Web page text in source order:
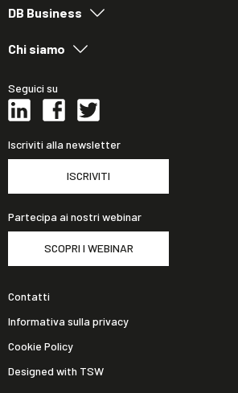
DB Business
Chi siamo
Seguici su
Iscriviti alla newsletter
ISCRIVITI
Partecipa ai nostri webinar
SCOPRI I WEBINAR
Contatti
Informativa sulla privacy
Cookie Policy
Designed with TSW